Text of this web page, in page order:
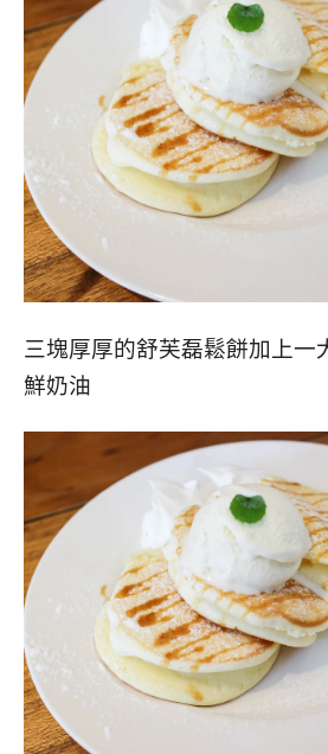
三塊厚厚的舒芙磊鬆餅加上一
鮮奶油